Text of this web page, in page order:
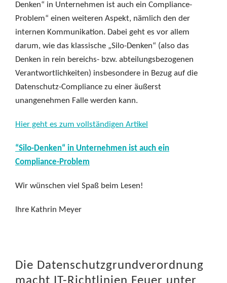
Denken“ in Unternehmen ist auch ein Compliance-
Problem“ einen weiteren Aspekt, nämlich den der
internen Kommunikation. Dabei geht es vor allem
darum, wie das klassische „Silo-Denken“ (also das
Denken in rein bereichs- bzw. abteilungsbezogenen
Verantwortlichkeiten) insbesondere in Bezug auf die
Datenschutz-Compliance zu einer äußerst
unangenehmen Falle werden kann.
Hier geht es zum vollständigen Artikel
“Silo-Denken“ in Unternehmen ist auch ein
Compliance-Problem
Wir wünschen viel Spaß beim Lesen!
Ihre Kathrin Meyer
Die Datenschutzgrundverordnung